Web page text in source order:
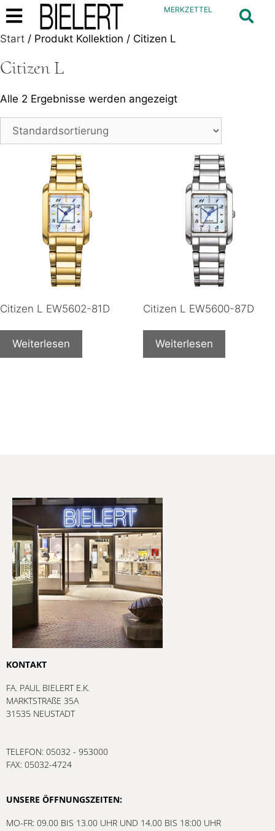
MERKZETTEL
Start / Produkt Kollektion / Citizen L
Citizen L
Alle 2 Ergebnisse werden angezeigt
Citizen L EW5602-81D
Weiterlesen
Citizen L EW5600-87D
Weiterlesen
KONTAKT
FA. PAUL BIELERT E.K.
MARKTSTRAßE 35A
31535 NEUSTADT
TELEFON: 05032 - 953000
FAX: 05032-4724
UNSERE ÖFFNUNGSZEITEN:
MO-FR: 09.00 BIS 13.00 UHR UND 14.00 BIS 18:00 UHR